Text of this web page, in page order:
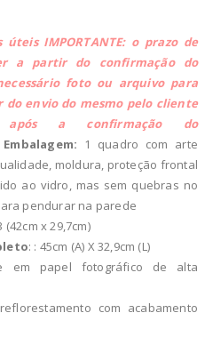
úteis IMPORTANTE: o prazo de
a partir do confirmação do
foto ou arquivo para
envio do mesmo pelo cliente
a confirmação do
1 quadro com arte
moldura, proteção frontal
ao vidro, mas sem quebras no
pendurar na parede
(42cm x 29,7cm)
: : 45cm (A) X 32,9cm (L)
em papel fotográfico de alta
com acabamento